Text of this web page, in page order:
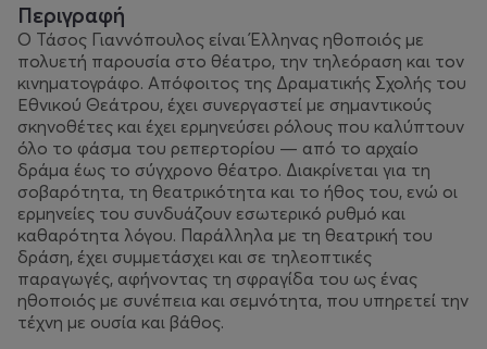
Περιγραφή
Ο Τάσος Γιαννόπουλος είναι Έλληνας ηθοποιός με
πολυετή παρουσία στο θέατρο, την τηλεόραση και τον
κινηματογράφο. Απόφοιτος της Δραματικής Σχολής του
Εθνικού Θεάτρου, έχει συνεργαστεί με σημαντικούς
σκηνοθέτες και έχει ερμηνεύσει ρόλους που καλύπτουν
όλο το φάσμα του ρεπερτορίου — από το αρχαίο
δράμα έως το σύγχρονο θέατρο. Διακρίνεται για τη
σοβαρότητα, τη θεατρικότητα και το ήθος του, ενώ οι
ερμηνείες του συνδυάζουν εσωτερικό ρυθμό και
καθαρότητα λόγου. Παράλληλα με τη θεατρική του
δράση, έχει συμμετάσχει και σε τηλεοπτικές
παραγωγές, αφήνοντας τη σφραγίδα του ως ένας
ηθοποιός με συνέπεια και σεμνότητα, που υπηρετεί την
τέχνη με ουσία και βάθος.